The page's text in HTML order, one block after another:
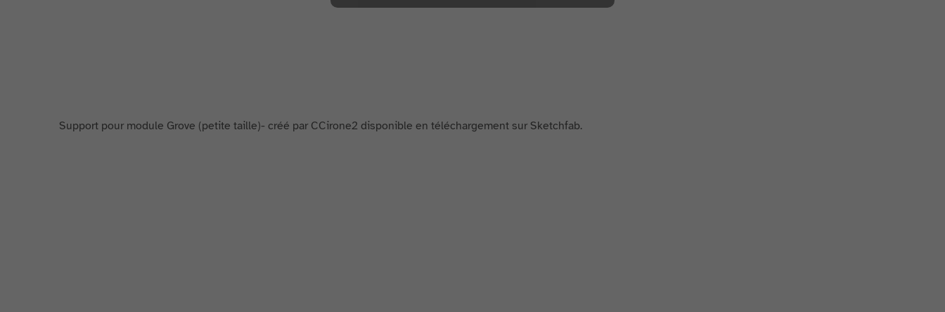
Support pour module Grove (petite taille)- créé par CCirone2 disponible en téléchargement sur Sketchfab.